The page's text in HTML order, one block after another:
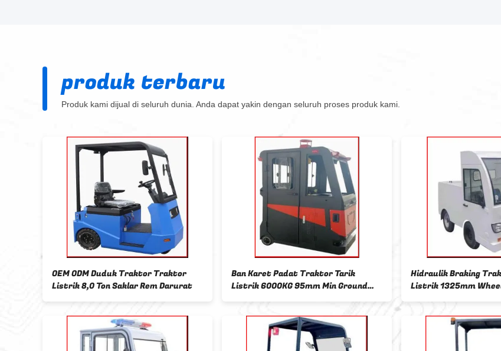
produk terbaru
Produk kami dijual di seluruh dunia. Anda dapat yakin dengan seluruh proses produk kami.
Ban Karet Padat Traktor Tarik
Listrik 6000KG 95mm Min Ground
Hidraulik Braking Traktor Baju
Listrik 1325mm Wheelbase
8000 KG Traktor Pengeret Listrik
Traktor Bermesin Listrik Brek